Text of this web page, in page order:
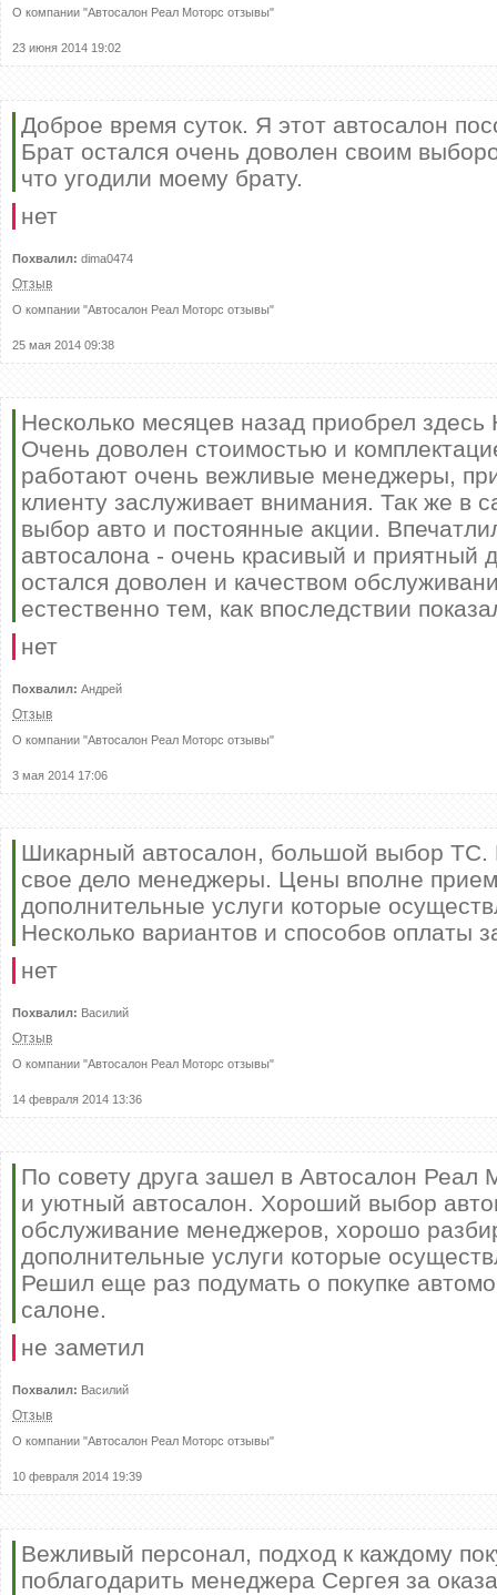
О компании "Автосалон Реал Моторс отзывы"
23 июня 2014 19:02
Доброе время суток. Я этот автосалон
Брат остался очень доволен своим
что угодили моему брату.
нет
Похвалил: dima0474
Отзыв
О компании "Автосалон Реал Моторс отзывы"
25 мая 2014 09:38
Несколько месяцев назад приобрел
Очень доволен стоимостью и
работают очень вежливые менеджеры,
клиенту заслуживает внимания. Так же в
выбор авто и постоянные акции.
автосалона - очень красивый и приятный
остался доволен и качеством
естественно тем, как впоследствии
нет
Похвалил: Андрей
Отзыв
О компании "Автосалон Реал Моторс отзывы"
3 мая 2014 17:06
Шикарный автосалон, большой выбор
свое дело менеджеры. Цены вполне
дополнительные услуги которые
Несколько вариантов и способов оплаты
нет
Похвалил: Василий
Отзыв
О компании "Автосалон Реал Моторс отзывы"
14 февраля 2014 13:36
По совету друга зашел в Автосалон Реал
и уютный автосалон. Хороший выбор
обслуживание менеджеров, хорошо
дополнительные услуги которые
Решил еще раз подумать о покупке
салоне.
не заметил
Похвалил: Василий
Отзыв
О компании "Автосалон Реал Моторс отзывы"
10 февраля 2014 19:39
Вежливый персонал, подход к каждому
поблагодарить менеджера Сергея за